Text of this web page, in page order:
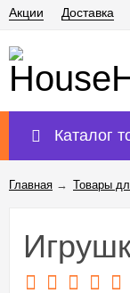
Акции Доставка
Каталог
Главная → Товары